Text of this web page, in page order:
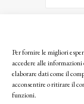
Per fornire le migliori
accedere alle
elaborare dati come il
acconsentire o ritirare il
funzioni.
Facendo clic per
seguendo la nostra
© 2025 Istituto